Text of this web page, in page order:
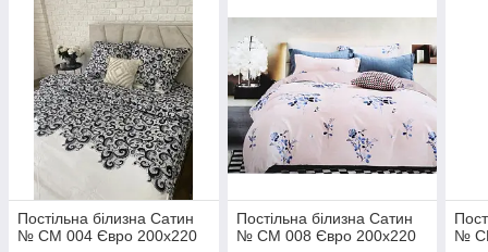
Постільна білизна Сатин
№ СМ 004 Євро 200х220
Постільна білизна Сатин
№ СМ 008 Євро 200х220
№